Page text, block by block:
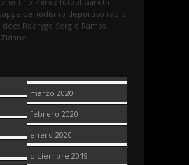
periodismo deportivo radio
dees Rodrygo Sergio Ramos
Zidane
marzo 2020
febrero 2020
enero 2020
diciembre 2019